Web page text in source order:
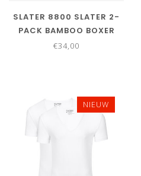
SLATER 8800 SLATER 2-
PACK BAMBOO BOXER
SHORTS WIT
€34,00
NIEUW